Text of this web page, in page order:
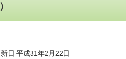
日 平成31年2月22日